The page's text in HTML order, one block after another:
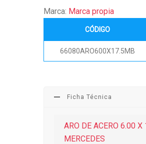
Marca: Marca propia
CÓDIGO
66080ARO600X17.5MB
Ficha Técnica
ARO DE ACERO 6.00
MERCEDES